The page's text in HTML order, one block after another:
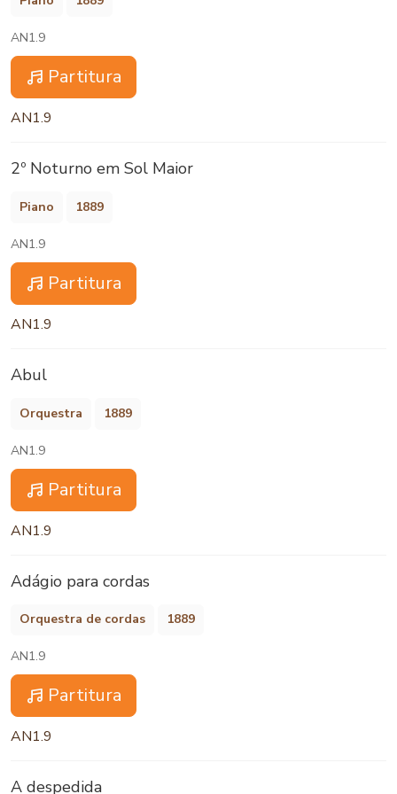
AN1.9
Partitura
AN1.9
2º Noturno em Sol Maior
Piano 1889
AN1.9
Partitura
AN1.9
Abul
Orquestra 1889
AN1.9
Partitura
AN1.9
Adágio para cordas
Orquestra de cordas 1889
AN1.9
Partitura
AN1.9
A despedida